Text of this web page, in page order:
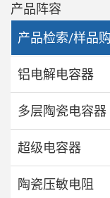
产品阵容
产品检索/样品
铝电解电容器
多层陶瓷电容器
超级电容器
陶瓷压敏电阻